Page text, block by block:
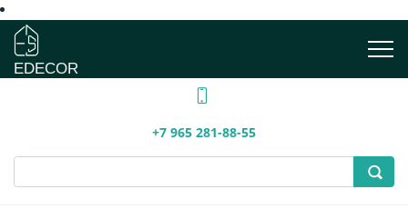
EDECOR
+7 965 281-88-55